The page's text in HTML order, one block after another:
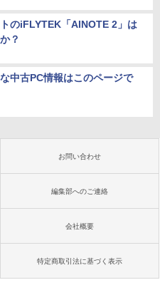
のiFLYTEK「AINOTE 2」は
？
中古PC情報はこのページで
お問い合わせ
編集部へのご連絡
会社概要
特定商取引法に基づく表示